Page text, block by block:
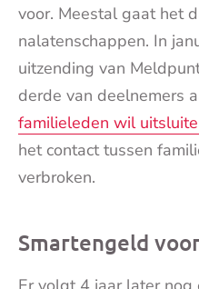
voor. Meestal gaat het
nalatenschappen. In
uitzending van
derde van deelnemers
familieleden wil
het contact tussen
verbroken.
Smartengeld